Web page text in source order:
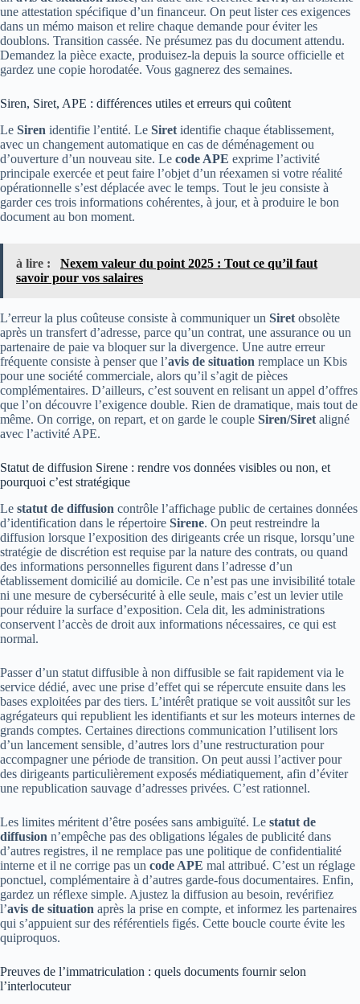
une attestation spécifique d’un financeur. On peut lister ces exigences
dans un mémo maison et relire chaque demande pour éviter les
doublons. Transition cassée. Ne présumez pas du document attendu.
Demandez la pièce exacte, produisez-la depuis la source officielle et
gardez une copie horodatée. Vous gagnerez des semaines.
Siren, Siret, APE : différences utiles et erreurs qui coûtent
Le Siren identifie l’entité. Le Siret identifie chaque établissement,
avec un changement automatique en cas de déménagement ou
d’ouverture d’un nouveau site. Le code APE exprime l’activité
principale exercée et peut faire l’objet d’un réexamen si votre réalité
opérationnelle s’est déplacée avec le temps. Tout le jeu consiste à
garder ces trois informations cohérentes, à jour, et à produire le bon
document au bon moment.
à lire :
Nexem valeur du point 2025 : Tout ce qu’il faut
savoir pour vos salaires
L’erreur la plus coûteuse consiste à communiquer un Siret obsolète
après un transfert d’adresse, parce qu’un contrat, une assurance ou un
partenaire de paie va bloquer sur la divergence. Une autre erreur
fréquente consiste à penser que l’avis de situation remplace un Kbis
pour une société commerciale, alors qu’il s’agit de pièces
complémentaires. D’ailleurs, c’est souvent en relisant un appel d’offres
que l’on découvre l’exigence double. Rien de dramatique, mais tout de
même. On corrige, on repart, et on garde le couple Siren/Siret aligné
avec l’activité APE.
Statut de diffusion Sirene : rendre vos données visibles ou non, et
pourquoi c’est stratégique
Le statut de diffusion contrôle l’affichage public de certaines données
d’identification dans le répertoire Sirene. On peut restreindre la
diffusion lorsque l’exposition des dirigeants crée un risque, lorsqu’une
stratégie de discrétion est requise par la nature des contrats, ou quand
des informations personnelles figurent dans l’adresse d’un
établissement domicilié au domicile. Ce n’est pas une invisibilité totale
ni une mesure de cybersécurité à elle seule, mais c’est un levier utile
pour réduire la surface d’exposition. Cela dit, les administrations
conservent l’accès de droit aux informations nécessaires, ce qui est
normal.
Passer d’un statut diffusible à non diffusible se fait rapidement via le
service dédié, avec une prise d’effet qui se répercute ensuite dans les
bases exploitées par des tiers. L’intérêt pratique se voit aussitôt sur les
agrégateurs qui republient les identifiants et sur les moteurs internes de
grands comptes. Certaines directions communication l’utilisent lors
d’un lancement sensible, d’autres lors d’une restructuration pour
accompagner une période de transition. On peut aussi l’activer pour
des dirigeants particulièrement exposés médiatiquement, afin d’éviter
une republication sauvage d’adresses privées. C’est rationnel.
Les limites méritent d’être posées sans ambiguïté. Le statut de
diffusion n’empêche pas des obligations légales de publicité dans
d’autres registres, il ne remplace pas une politique de confidentialité
interne et il ne corrige pas un code APE mal attribué. C’est un réglage
ponctuel, complémentaire à d’autres garde-fous documentaires. Enfin,
gardez un réflexe simple. Ajustez la diffusion au besoin, revérifiez
l’avis de situation après la prise en compte, et informez les partenaires
qui s’appuient sur des référentiels figés. Cette boucle courte évite les
quiproquos.
Preuves de l’immatriculation : quels documents fournir selon
l’interlocuteur